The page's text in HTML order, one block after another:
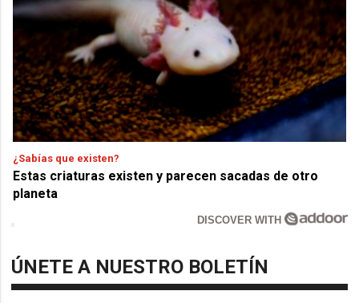
¿Sabías que existen?
Estas criaturas existen y parecen sacadas de otro
planeta
DISCOVER WITH
ÚNETE A NUESTRO BOLETÍN